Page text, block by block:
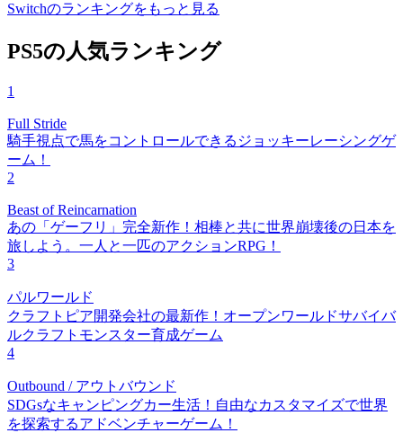
Switchのランキングをもっと見る
PS5の人気ランキング
1
Full Stride
騎手視点で馬をコントロールできるジョッキーレーシングゲ
ーム！
2
Beast of Reincarnation
あの「ゲーフリ」完全新作！相棒と共に世界崩壊後の日本を
旅しよう。一人と一匹のアクションRPG！
3
パルワールド
クラフトピア開発会社の最新作！オープンワールドサバイバ
ルクラフトモンスター育成ゲーム
4
Outbound / アウトバウンド
SDGsなキャンピングカー生活！自由なカスタマイズで世界
を探索するアドベンチャーゲーム！